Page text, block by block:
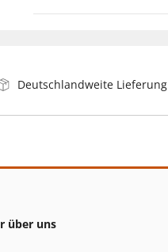
Deutschlandweite Lieferung
über uns